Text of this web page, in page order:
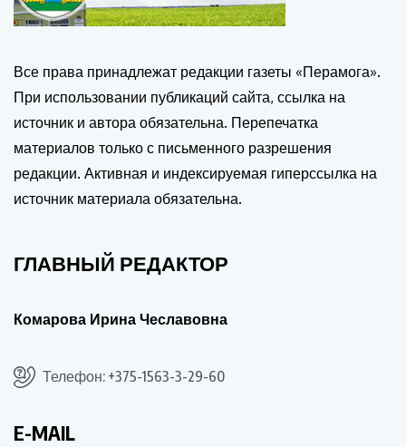
Все права принадлежат редакции газеты «Перамога».
При использовании публикаций сайта, ссылка на
источник и автора обязательна. Перепечатка
материалов только с письменного разрешения
редакции. Активная и индексируемая гиперссылка на
источник материала обязательна.
ГЛАВНЫЙ РЕДАКТОР
Комарова Ирина Чеславовна
Телефон: +375-1563-3-29-60
E-MAIL